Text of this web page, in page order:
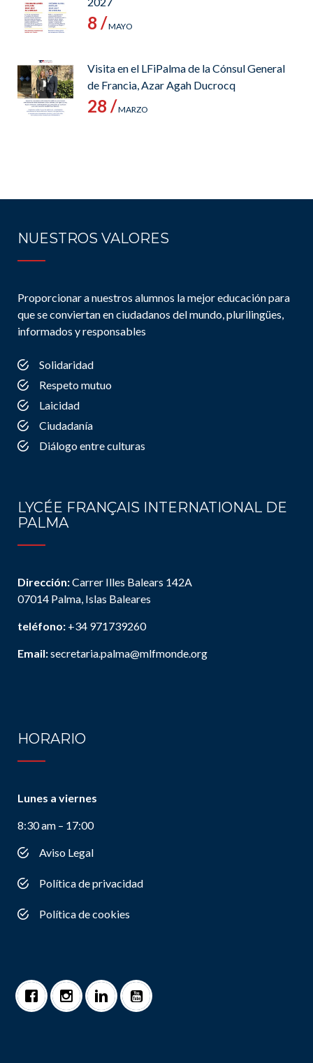
8 /MAYO
Visita en el LFiPalma de la Cónsul General
de Francia, Azar Agah Ducrocq
28 /MARZO
NUESTROS VALORES
Proporcionar a nuestros alumnos la mejor educación para
que se conviertan en ciudadanos del mundo, plurilingües,
informados y responsables
Solidaridad
Respeto mutuo
Laicidad
Ciudadanía
Diálogo entre culturas
LYCÉE FRANÇAIS INTERNATIONAL DE
PALMA
Dirección:Carrer Illes Balears 142A
07014 Palma, Islas Baleares
teléfono: +34 971739260
Email:secretaria.palma@mlfmonde.org
HORARIO
Lunes a viernes
8:30 am – 17:00
Aviso Legal
Política de privacidad
Política de cookies